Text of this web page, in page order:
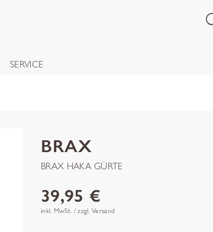
SERVICE
BRAX
BRAX HAKA GÜRTE
39,95 €
inkl. MwSt. / zzgl. Versand